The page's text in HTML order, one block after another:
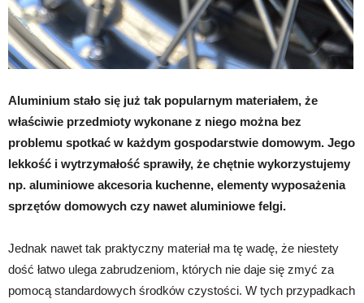
Aluminium stało się już tak popularnym materiałem, że
właściwie przedmioty wykonane z niego można bez
problemu spotkać w każdym gospodarstwie domowym. Jego
lekkość i wytrzymałość sprawiły, że chętnie wykorzystujemy
np. aluminiowe akcesoria kuchenne, elementy wyposażenia
sprzętów domowych czy nawet aluminiowe felgi.
Jednak nawet tak praktyczny materiał ma tę wadę, że niestety
dość łatwo ulega zabrudzeniom, których nie daje się zmyć za
pomocą standardowych środków czystości. W tych przypadkach